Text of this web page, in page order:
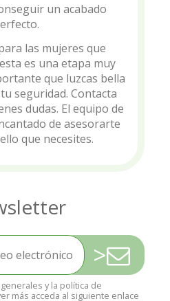
un acabado
las mujeres que
es una etapa muy
que luzcas bella
seguridad. Contacta
dudas. El equipo de
de asesorarte
que necesites.
>
y la política de
más acceda al siguiente enlace